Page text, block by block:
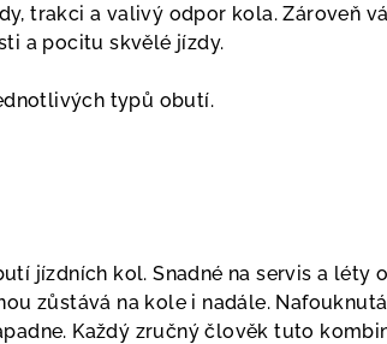
trakci a valivý odpor kola. Zároveň
a pocitu skvělé jízdy.
typů obutí.
jízdních kol. Snadné na servis a léty
zůstává na kole i nadále.
Každý zručný člověk tuto